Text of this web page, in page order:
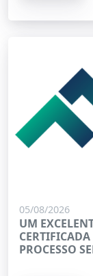
05/08/2026
UM
PROCESSO